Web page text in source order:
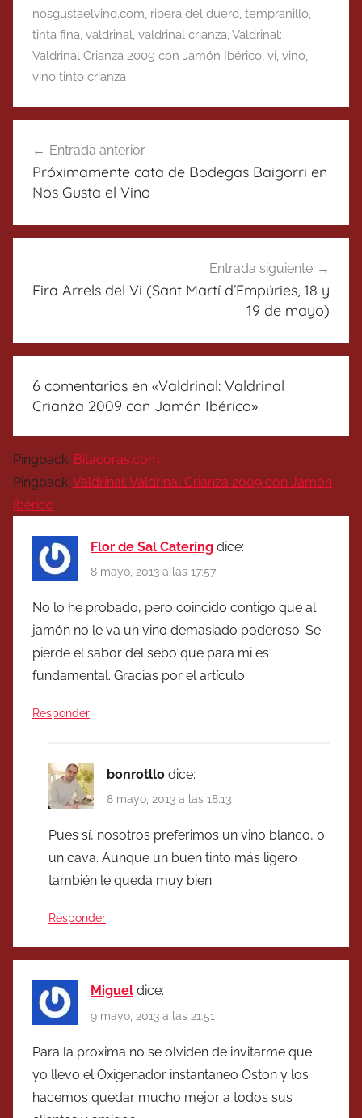
nosgustaelvino.com, ribera del duero, tempranillo,
tinta fina, valdrinal, valdrinal crianza,Valdrinal:
Valdrinal Crianza 2009 con Jamón Ibérico, vi, vino,
vino tinto crianza
de
entradas
Entrada anterior
Próximamente cata de Bodegas Baigorri en
Nos Gusta el Vino
Entrada siguiente
Fira Arrels del Vi (Sant Martí d’Empúries, 18 y
19 de mayo)
6 comentarios en «Valdrinal: Valdrinal
Crianza 2009 con Jamón Ibérico»
Pingback: Bitacoras.com
Pingback: Valdrinal: Valdrinal Crianza 2009 con Jamón
Ibérico
Flor de Sal Catering dice:
8 mayo, 2013 a las 17:57
No lo he probado, pero coincido contigo que al
jamón no le va un vino demasiado poderoso. Se
pierde el sabor del sebo que para mi es
fundamental. Gracias por el artículo
Responder
bonrotllo dice:
8 mayo, 2013 a las 18:13
Pues sí, nosotros preferimos un vino blanco, o
un cava. Aunque un buen tinto más ligero
también le queda muy bien.
Responder
Miguel dice:
9 mayo, 2013 a las 21:51
Para la proxima no se olviden de invitarme que
yo llevo el Oxigenador instantaneo Oston y los
hacemos quedar mucho mejor a todos sus